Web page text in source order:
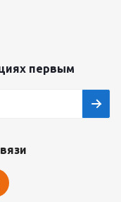
первым